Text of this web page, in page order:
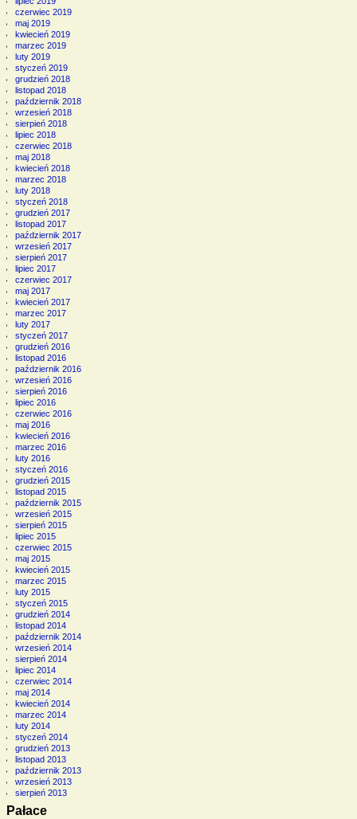
czerwiec 2019
maj 2019
kwiecień 2019
marzec 2019
luty 2019
styczeń 2019
grudzień 2018
listopad 2018
październik 2018
wrzesień 2018
sierpień 2018
lipiec 2018
czerwiec 2018
maj 2018
kwiecień 2018
marzec 2018
luty 2018
styczeń 2018
grudzień 2017
listopad 2017
październik 2017
wrzesień 2017
sierpień 2017
lipiec 2017
czerwiec 2017
maj 2017
kwiecień 2017
marzec 2017
luty 2017
styczeń 2017
grudzień 2016
listopad 2016
październik 2016
wrzesień 2016
sierpień 2016
lipiec 2016
czerwiec 2016
maj 2016
kwiecień 2016
marzec 2016
luty 2016
styczeń 2016
grudzień 2015
listopad 2015
październik 2015
wrzesień 2015
sierpień 2015
lipiec 2015
czerwiec 2015
maj 2015
kwiecień 2015
marzec 2015
luty 2015
styczeń 2015
grudzień 2014
listopad 2014
październik 2014
wrzesień 2014
sierpień 2014
lipiec 2014
czerwiec 2014
maj 2014
kwiecień 2014
marzec 2014
luty 2014
styczeń 2014
grudzień 2013
listopad 2013
październik 2013
wrzesień 2013
sierpień 2013
Pałace